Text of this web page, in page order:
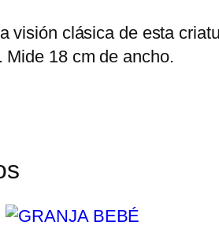
visión clásica de esta
18 cm de ancho.